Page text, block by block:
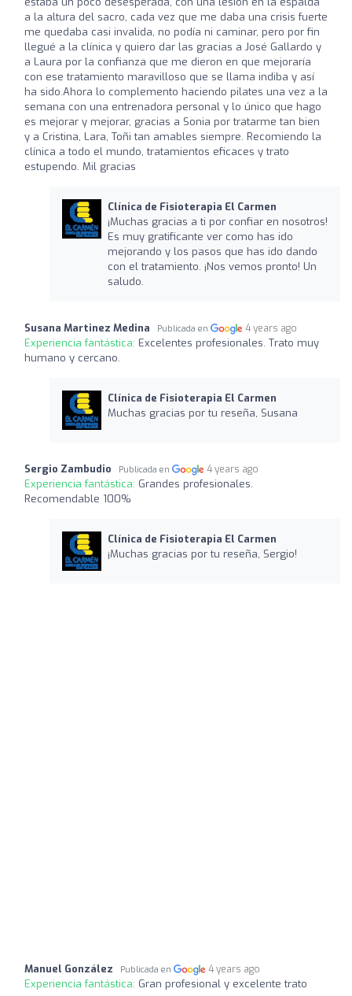
a la altura del sacro, cada vez que me daba una crisis fuerte
me quedaba casi invalida, no podía ni caminar, pero por fin
llegué a la clínica y quiero dar las gracias a José Gallardo y
a Laura por la confianza que me dieron en que mejoraría
con ese tratamiento maravilloso que se llama indiba y así
ha sido.Ahora lo complemento haciendo pilates una vez a la
semana con una entrenadora personal y lo único que hago
es mejorar y mejorar, gracias a Sonia por tratarme tan bien
y a Cristina, Lara, Toñi tan amables siempre. Recomiendo la
clínica a todo el mundo, tratamientos eficaces y trato
estupendo. Mil gracias
Clínica de Fisioterapia El Carmen
¡Muchas gracias a ti por confiar en nosotros!
Es muy gratificante ver como has ido
mejorando y los pasos que has ido dando
con el tratamiento. ¡Nos vemos pronto! Un
saludo.
Susana Martinez Medina Publicada en 4 years ago
Experiencia fantástica: Excelentes profesionales. Trato muy
humano y cercano.
Clínica de Fisioterapia El Carmen
Muchas gracias por tu reseña, Susana
Sergio Zambudio Publicada en 4 years ago
Experiencia fantástica: Grandes profesionales.
Recomendable 100%
Clínica de Fisioterapia El Carmen
¡Muchas gracias por tu reseña, Sergio!
Manuel González Publicada en 4 years ago
Experiencia fantástica: Gran profesional y excelente trato